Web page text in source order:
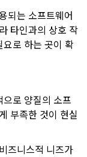
포함한다.
여 이 약관에 동
한다.
를 이용하기 위
의뢰하거나, 채
정 계약을 한 개
는지도 함께 안내
해를 예방하고
이용자 간의 권
지 않습니다.
의 마케팅 정보
을 경우 ‘홈>계
등) 정보 수신 동
는 경우에는 ‘홈>
되는 소프트웨어
타인과의 상호 작
요로 하는 곳이 확
로 양질의 소프
부족한 것이 현실
즈니스적 니즈가